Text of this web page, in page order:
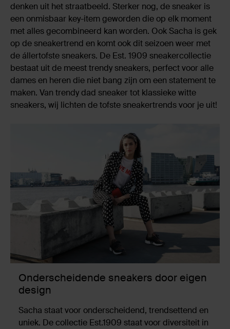
denken uit het straatbeeld. Sterker nog, de sneaker is
een onmisbaar key-item geworden die op elk moment
met alles gecombineerd kan worden. Ook Sacha is gek
op de sneakertrend en komt ook dit seizoen weer met
de állertofste sneakers. De Est. 1909 sneakercollectie
bestaat uit de meest trendy sneakers, perfect voor alle
dames en heren die niet bang zijn om een statement te
maken. Van trendy dad sneaker tot klassieke witte
sneakers, wij lichten de tofste sneakertrends voor je uit!
Onderscheidende sneakers door eigen
design
Sacha staat voor onderscheidend, trendsettend en
uniek. De collectie Est.1909 staat voor diversiteit in